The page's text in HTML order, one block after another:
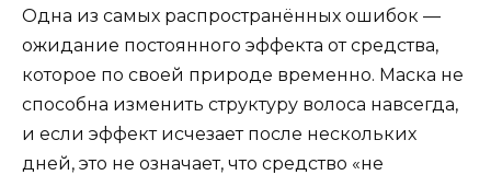
Одна из самых распространённых ошибок —
ожидание постоянного эффекта от средства,
которое по своей природе временно. Маска не
способна изменить структуру волоса навсегда,
и если эффект исчезает после нескольких
дней, это не означает, что средство «не